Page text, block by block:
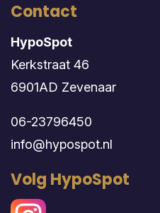
Contact
HypoSpot
Kerkstraat 46
6901AD Zevenaar
06-23796450
info@hypospot.nl
Volg HypoSpot